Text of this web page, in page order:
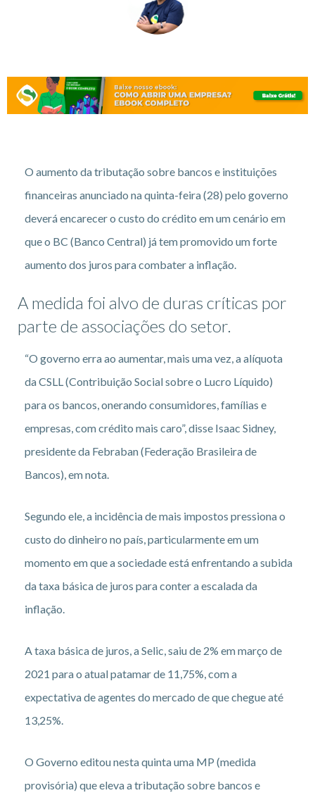
O aumento da tributação sobre bancos e instituições
financeiras anunciado na quinta-feira (28) pelo governo
deverá encarecer o custo do crédito em um cenário em
que o BC (Banco Central) já tem promovido um forte
aumento dos juros para combater a inflação.
A medida foi alvo de duras críticas por
parte de associações do setor.
“O governo erra ao aumentar, mais uma vez, a alíquota
da CSLL (Contribuição Social sobre o Lucro Líquido)
para os bancos, onerando consumidores, famílias e
empresas, com crédito mais caro”, disse Isaac Sidney,
presidente da Febraban (Federação Brasileira de
Bancos), em nota.
Segundo ele, a incidência de mais impostos pressiona o
custo do dinheiro no país, particularmente em um
momento em que a sociedade está enfrentando a subida
da taxa básica de juros para conter a escalada da
inflação.
A taxa básica de juros, a Selic, saiu de 2% em março de
2021 para o atual patamar de 11,75%, com a
expectativa de agentes do mercado de que chegue até
13,25%.
O Governo editou nesta quinta uma MP (medida
provisória) que eleva a tributação sobre bancos e